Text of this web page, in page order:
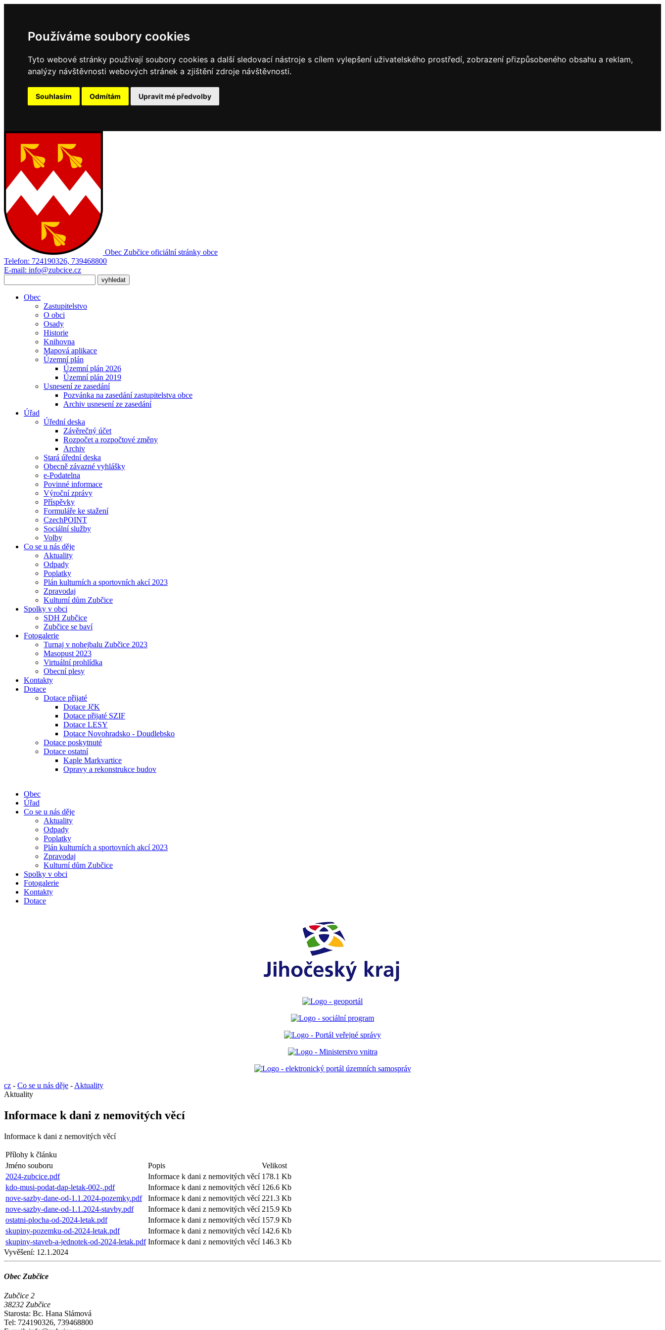
Používáme soubory cookies
Tyto webové stránky používají soubory cookies a další sledovací nástroje s cílem vylepšení uživatelského prostředí, zobrazení přizpůsobeného obsahu a reklam,
analýzy návštěvnosti webových stránek a zjištění zdroje návštěvnosti.
Souhlasím Odmítám Upravit mé předvolby
Obec Zubčice oficiální stránky obce
Telefon: 724190326, 739468800
E-mail: info@zubcice.cz
Obec
Zastupitelstvo
O obci
Osady
Historie
Knihovna
Mapová aplikace
Územní plán
Územní plán 2026
Územní plán 2019
Usnesení ze zasedání
Pozvánka na zasedání zastupitelstva obce
Archiv usnesení ze zasedání
Úřad
Úřední deska
Závěrečný účet
Rozpočet a rozpočtové změny
Archiv
Stará úřední deska
Obecně závazné vyhlášky
e-Podatelna
Povinné informace
Výroční zprávy
Příspěvky
Formuláře ke stažení
CzechPOINT
Sociální služby
Volby
Co se u nás děje
Aktuality
Odpady
Poplatky
Plán kulturních a sportovních akcí 2023
Zpravodaj
Kulturní dům Zubčice
Spolky v obci
SDH Zubčice
Zubčice se baví
Fotogalerie
Turnaj v nohejbalu Zubčice 2023
Masopust 2023
Virtuální prohlídka
Obecní plesy
Kontakty
Dotace
Dotace přijaté
Dotace JčK
Dotace přijaté SZIF
Dotace LESY
Dotace Novohradsko - Doudlebsko
Dotace poskytnuté
Dotace ostatní
Kaple Markvartice
Opravy a rekonstrukce budov
Obec
Úřad
Co se u nás děje
Aktuality
Odpady
Poplatky
Plán kulturních a sportovních akcí 2023
Zpravodaj
Kulturní dům Zubčice
Spolky v obci
Fotogalerie
Kontakty
Dotace
cz - Co se u nás děje - Aktuality
Aktuality
Informace k dani z nemovitých věcí
Informace k dani z nemovitých věcí
Přílohy k článku
Jméno souboru
Popis
Velikost
2024-zubcice.pdf
Informace k dani z nemovitých věcí 178.1 Kb
kdo-musi-podat-dap-letak-002-.pdf
Informace k dani z nemovitých věcí 126.6 Kb
nove-sazby-dane-od-1.1.2024-pozemky.pdf
Informace k dani z nemovitých věcí 221.3 Kb
nove-sazby-dane-od-1.1.2024-stavby.pdf
Informace k dani z nemovitých věcí 215.9 Kb
ostatni-plocha-od-2024-letak.pdf
Informace k dani z nemovitých věcí 157.9 Kb
skupiny-pozemku-od-2024-letak.pdf
Informace k dani z nemovitých věcí 142.6 Kb
skupiny-staveb-a-jednotek-od-2024-letak.pdf Informace k dani z nemovitých věcí 146.3 Kb
Vyvěšení: 12.1.2024
Obec Zubčice
Zubčice 2
38232 Zubčice
Starosta: Bc. Hana Slámová
Tel: 724190326, 739468800